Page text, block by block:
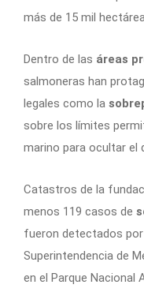
más de 15 mil
Dentro de las áreas
salmoneras han
legales como la
sobre los límites
marino para ocultar el
Catastros de la
menos 119 casos de
fueron detectados
Superintendencia de
en el Parque Nacional